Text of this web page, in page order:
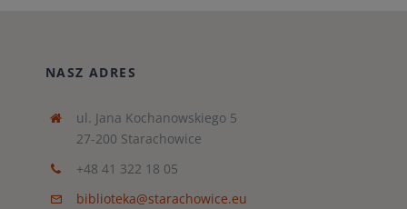
NASZ ADRES
ul. Jana Kochanowskiego 5
27-200 Starachowice
+48 41 322 18 05
biblioteka@starachowice.eu